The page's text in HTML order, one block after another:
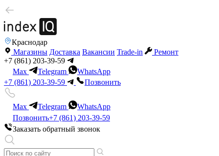
Краснодар
Магазины Доставка Вакансии Trade-in
Ремонт
+7 (861) 203-39-59
Max
Telegram
WhatsApp
+7 (861) 203-39-59
Позвонить
Max Telegram
WhatsApp
Позвонить+7 (861) 203-39-59
Заказать обратный звонок